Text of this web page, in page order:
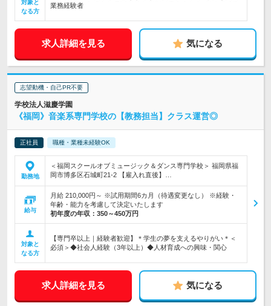
対象と
なる方
業務経験者
求人詳細を見る 気になる
志望動機・自己PR不要
学校法人滋慶学園
《福岡》音楽系専門学校の【教務担当】クラス運営◎
正社員 職種・業種未経験OK
勤務地
＜福岡スクールオブミュージック＆ダンス専門学校＞ 福岡県福
岡市博多区石城町21-2 【雇入れ直後】…
給与
月給 210,000円～ ※試用期間6カ月（待遇変更なし） ※経験・
年齢・能力を考慮して決定いたします
初年度の年収： 350～450万円
対象と
なる方
【専門卒以上｜経験者歓迎】＊学生の夢を支えるやりがい＊＜
必須＞◆社会人経験（3年以上）◆人材育成への興味・関心
求人詳細を見る 気になる